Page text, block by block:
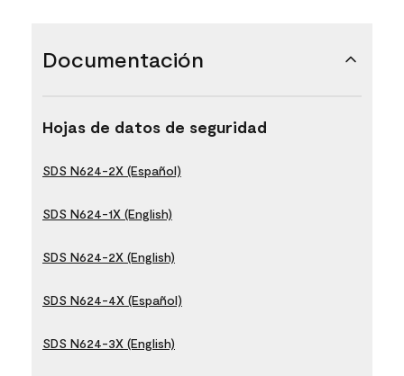
Documentación
Hojas de datos de seguridad
SDS N624-2X (Español)
SDS N624-1X (English)
SDS N624-2X (English)
SDS N624-4X (Español)
SDS N624-3X (English)